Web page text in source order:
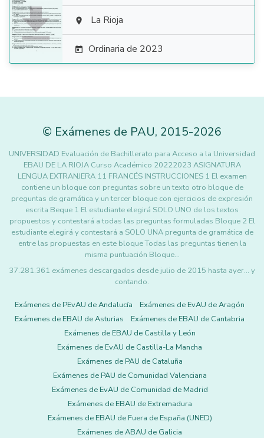
  La Rioja
 Ordinaria de 2023
© Exámenes de PAU, 2015-2026
UNIVERSIDAD Evaluación de Bachillerato para Acceso a la Universidad
EBAU DE LA RIOJA Curso Académico 20222023 ASIGNATURA
LENGUA EXTRANJERA 11 FRANCÉS INSTRUCCIONES 1 El examen
contiene un bloque con preguntas sobre un texto otro bloque de
preguntas de gramática y un tercer bloque con ejercicios de expresión
escrita Beque 1 El estudiante elegirá SOLO UNO de los textos
propuestos y contestará a todas las preguntas formuladas Bloque 2 El
estudiante elegirá y contestará a SOLO UNA pregunta de gramática de
entre las propuestas en este bloque Todas las preguntas tienen la
misma puntuación Bloque…
37.281.361 exámenes descargados desde julio de 2015 hasta ayer... y
contando.
Exámenes de PEvAU de Andalucía
Exámenes de EvAU de Aragón
Exámenes de EBAU de Asturias
Exámenes de EBAU de Cantabria
Exámenes de EBAU de Castilla y León
Exámenes de EvAU de Castilla-La Mancha
Exámenes de PAU de Cataluña
Exámenes de PAU de Comunidad Valenciana
Exámenes de EvAU de Comunidad de Madrid
Exámenes de EBAU de Extremadura
Exámenes de EBAU de Fuera de España (UNED)
Exámenes de ABAU de Galicia